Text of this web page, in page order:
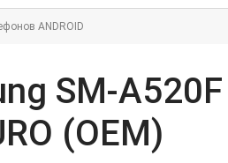
ANDROID
SM-
(OEM)